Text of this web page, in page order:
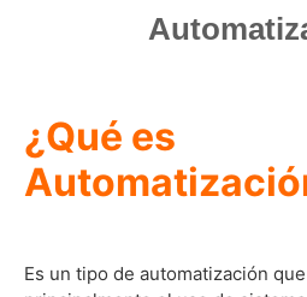
¿Qué es
Es un tipo de automatización